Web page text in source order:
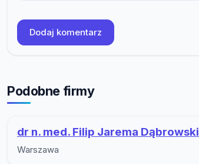
Dodaj komentarz
Podobne firmy
dr n. med. Filip Jarema Dąbrowski
Warszawa